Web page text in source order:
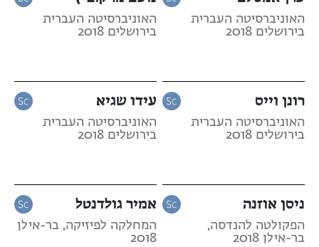
האוניברסיטה העברית
בירושלים 2018
האוניברסיטה העברית
בירושלים 2018
רונן וייס
האוניברסיטה העברית
בירושלים 2018
עידו שגיא
האוניברסיטה העברית
בירושלים 2018
ניסן אוזנה
הפקולטה להנדסה,
בר-אילן 2018
אמיר גולדנטל
המחלקה לפיזיקה, בר-אילן
2018